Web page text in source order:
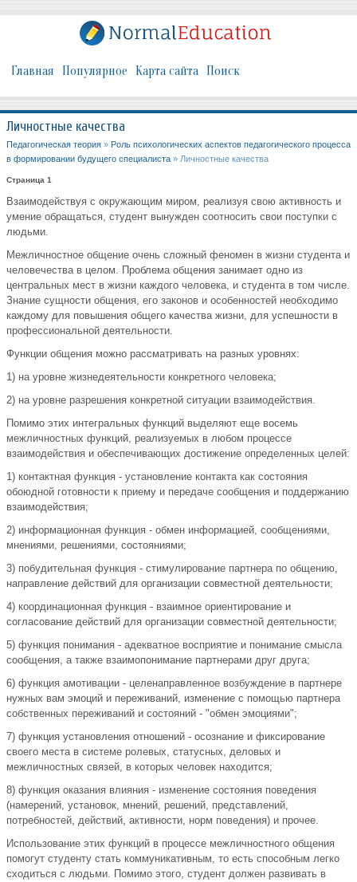
Главная Популярное Карта сайта Поиск
Личностные качества
Педагогическая теория » Роль психологических аспектов педагогического процесса
в формировании будущего специалиста » Личностные качества
Страница 1
Взаимодействуя с окружающим миром, реализуя свою активность и
умение обращаться, студент вынужден соотносить свои поступки с
людьми.
Межличностное общение очень сложный феномен в жизни студента и
человечества в целом. Проблема общения занимает одно из
центральных мест в жизни каждого человека, и студента в том числе.
Знание сущности общения, его законов и особенностей необходимо
каждому для повышения общего качества жизни, для успешности в
профессиональной деятельности.
Функции общения можно рассматривать на разных уровнях:
1) на уровне жизнедеятельности конкретного человека;
2) на уровне разрешения конкретной ситуации взаимодействия.
Помимо этих интегральных функций выделяют еще восемь
межличностных функций, реализуемых в любом процессе
взаимодействия и обеспечивающих достижение определенных целей:
1) контактная функция - установление контакта как состояния
обоюдной готовности к приему и передаче сообщения и поддержанию
взаимодействия;
2) информационная функция - обмен информацией, сообщениями,
мнениями, решениями, состояниями;
3) побудительная функция - стимулирование партнера по общению,
направление действий для организации совместной деятельности;
4) координационная функция - взаимное ориентирование и
согласование действий для организации совместной деятельности;
5) функция понимания - адекватное восприятие и понимание смысла
сообщения, а также взаимопонимание партнерами друг друга;
6) функция амотивации - целенаправленное возбуждение в партнере
нужных вам эмоций и переживаний, изменение с помощью партнера
собственных переживаний и состояний - "обмен эмоциями";
7) функция установления отношений - осознание и фиксирование
своего места в системе ролевых, статусных, деловых и
межличностных связей, в которых человек находится;
8) функция оказания влияния - изменение состояния поведения
(намерений, установок, мнений, решений, представлений,
потребностей, действий, активности, норм поведения) и прочее.
Использование этих функций в процессе межличностного общения
помогут студенту стать коммуникативным, то есть способным легко
сходиться с людьми. Помимо этого, студент должен развивать в